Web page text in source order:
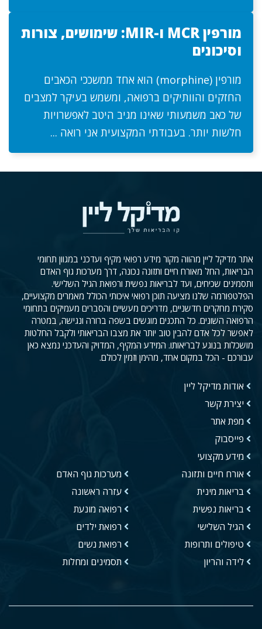
מורפין MCR ו-MIR: שימושים, צורות
וסיכונים
מורפין (morphine) הוא אחד ממשככי הכאבים
החזקים והוותיקים ברפואה, ומשמש בעיקר למצבים
של כאב משמעותי שאינו מגיב היטב לאפשרויות
חלשות יותר. בעבודתי המקצועית אני רואה ...
אתר מדיקל ליין מהווה מקור מידע רפואי מקיף ועדכני במגוון תחומי
הבריאות, החל מאורח חיים ותזונה נכונה, דרך מערכות גוף האדם
ותסמינים שכיחים, ועד לבריאות נפשית ורפואת הגיל השלישי.
הפלטפורמה שלנו מציעה תוכן רפואי איכותי הכולל מאמרים מקצועיים,
סקירת מחקרים חדשניים, מדריכים מעשיים והסברים מעמיקים בתחומי
הרפואה השונים. כל התכנים מוגשים בשפה ברורה ונגישה, במטרה
לאפשר לכל אדם להבין טוב יותר את מצבו הבריאותי ולקבל החלטות
מושכלות בנוגע לבריאותו. המידע המקיף, המדויק והעדכני נמצא כאן
עבורכם - הכל במקום אחד, מהימן וזמין לכולם.
אודות מדיקל ליין
יצירת קשר
מפת אתר
פייסבוק
מידע מקצועי
אורח חיים ותזונה
בריאות מינית
בריאות נפשית
הגיל השלישי
טיפולים ותרופות
לידה והריון
מערכות גוף האדם
עזרה ראשונה
רפואה מונעת
רפואת ילדים
רפואת נשים
תסמינים ומחלות